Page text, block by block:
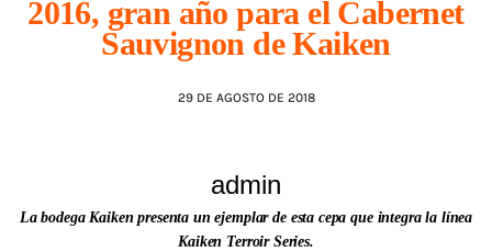
AGENDA
2016, gran año para el Cabernet
Sauvignon de Kaiken
29 DE AGOSTO DE 2018
admin
La bodega Kaiken presenta un ejemplar de esta cepa que integra la línea
Kaiken Terroir Series.